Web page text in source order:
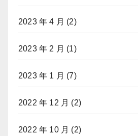
2023 年 4 月 (2)
2023 年 2 月 (1)
2023 年 1 月 (7)
2022 年 12 月 (2)
2022 年 10 月 (2)